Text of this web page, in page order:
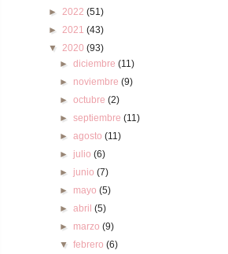
► 2022 (51)
► 2021 (43)
▼ 2020 (93)
►diciembre(11)
► noviembre(9)
►octubre(2)
►septiembre(11)
►agosto(11)
► julio(6)
► junio(7)
► mayo(5)
►abril(5)
► marzo(9)
▼febrero(6)